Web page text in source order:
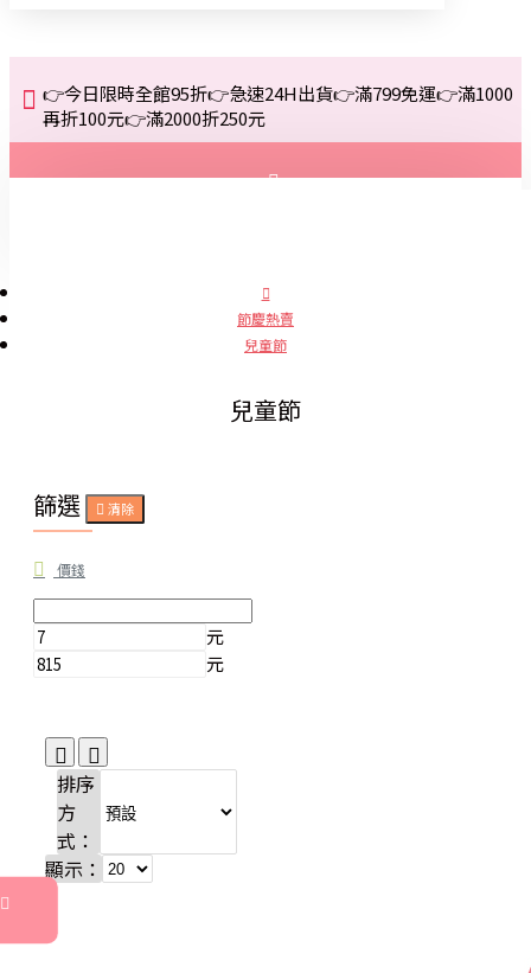
👉今日限時全館95折👉急速24H出貨👉滿799免運👉滿1000
再折100元👉滿2000折250元
詢問
節慶熱賣
兒童節
兒童節
篩選 清除
價錢
元
元
排序
方
式：
顯示：